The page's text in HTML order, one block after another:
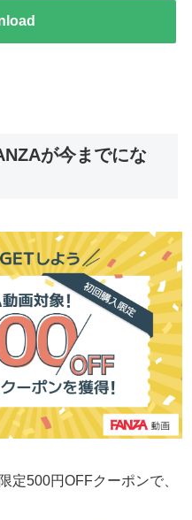
が今までにな
定500円OFFクーポンで、